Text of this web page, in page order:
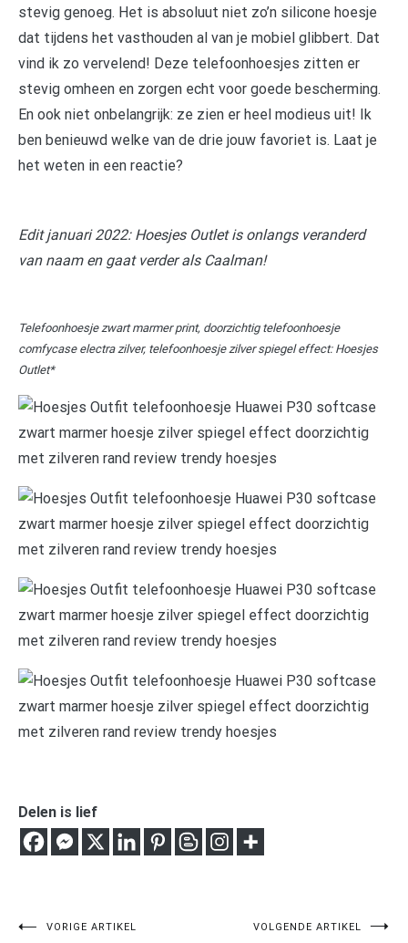
stevig genoeg. Het is absoluut niet zo’n silicone hoesje
dat tijdens het vasthouden al van je mobiel glibbert. Dat
vind ik zo vervelend! Deze telefoonhoesjes zitten er
stevig omheen en zorgen echt voor goede bescherming.
En ook niet onbelangrijk: ze zien er heel modieus uit! Ik
ben benieuwd welke van de drie jouw favoriet is. Laat je
het weten in een reactie?
Edit januari 2022: Hoesjes Outlet is onlangs veranderd
van naam en gaat verder als Caalman!
Telefoonhoesje zwart marmer print, doorzichtig telefoonhoesje
comfycase electra zilver, telefoonhoesje zilver spiegel effect: Hoesjes
Outlet*
Delen is lief
VORIGE ARTIKEL VOLGENDE ARTIKEL